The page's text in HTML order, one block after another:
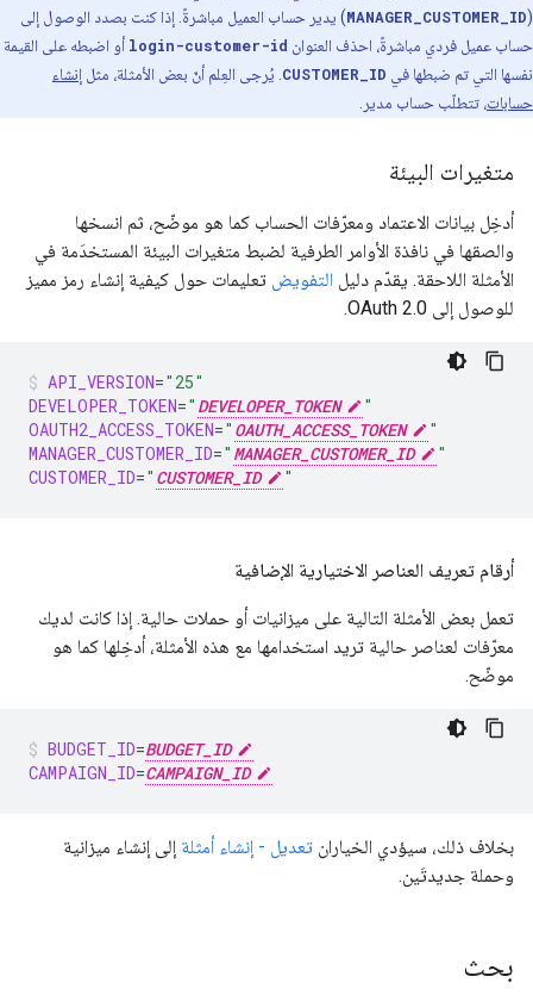
(
MANAGER_CUSTOMER_ID) يدير حساب العميل مباشرةً. إذا كنت بصدد الوصول إلى
حساب عميل فردي مباشرةً، احذف العنوان login-customer-id أو اضبطه على القيمة
نفسها التي تم ضبطها في CUSTOMER_ID . يُرجى العِلم أنّ بعض الأمثلة، مثل إنشاء
حسابات، تتطلّب حساب مدير.
متغيرات البيئة
أدخِل بيانات الاعتماد ومعرّفات الحساب كما هو موضّح، ثم انسخها
والصقها في نافذة الأوامر الطرفية لضبط متغيرات البيئة المستخدَمة في
الأمثلة اللاحقة. يقدّم دليل التفويض تعليمات حول كيفية إنشاء رمز مميز
للوصول إلى OAuth 2.0.
API_VERSION="25"
DEVELOPER_TOKEN=" DEVELOPER_TOKEN
"
OAUTH2_ACCESS_TOKEN=" OAUTH_ACCESS_TOKEN
"
MANAGER_CUSTOMER_ID=" MANAGER_CUSTOMER_ID
"
CUSTOMER_ID=" CUSTOMER_ID "
أرقام تعريف العناصر الاختيارية الإضافية
تعمل بعض الأمثلة التالية على ميزانيات أو حملات حالية. إذا كانت لديك
معرّفات لعناصر حالية تريد استخدامها مع هذه الأمثلة، أدخِلها كما هو
موضّح.
BUDGET_ID=BUDGET_ID
CAMPAIGN_ID=CAMPAIGN_ID
بخلاف ذلك، سيؤدي الخياران تعديل - إنشاء أمثلة إلى إنشاء ميزانية
وحملة جديدتَين.
بحث